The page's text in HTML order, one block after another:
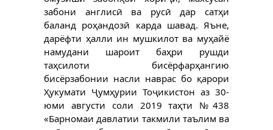
забони англисӣ ва русӣ дар сатҳи
баланд роҳандозӣ карда шавад. Яъне,
дарёфти ҳалли ин мушкилот ва муҳайё
намудани шароит баҳри рушди
таҳсилоти бисёрфарҳангию
бисёрзабонии насли наврас бо қарори
Ҳукумати Ҷумҳурии Тоҷикистон аз 30-
юми августи соли 2019 таҳти №438
«Барномаи давлатии такмили таълим ва